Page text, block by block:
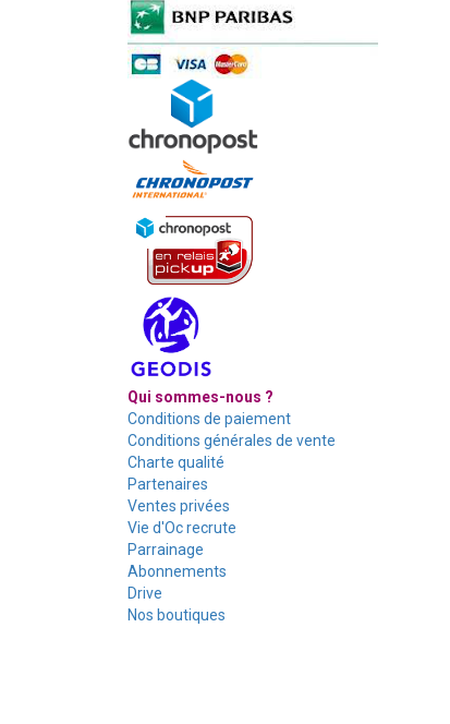
Qui sommes-nous ?
Conditions de paiement
Conditions générales de vente
Charte qualité
Partenaires
Ventes privées
Vie d'Oc recrute
Parrainage
Abonnements
Drive
Nos boutiques